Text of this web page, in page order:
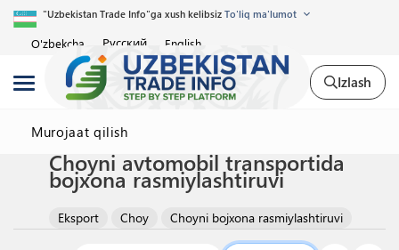
"Uzbekistan Trade Info"ga xush kelibsiz To'liq ma'lumot
O'zbekcha Русский English
Izlash
Murojaat qilish
Choyni avtomobil transportida
bojxona rasmiylashtiruvi
Eksport Choy Choyni bojxona rasmiylashtiruvi